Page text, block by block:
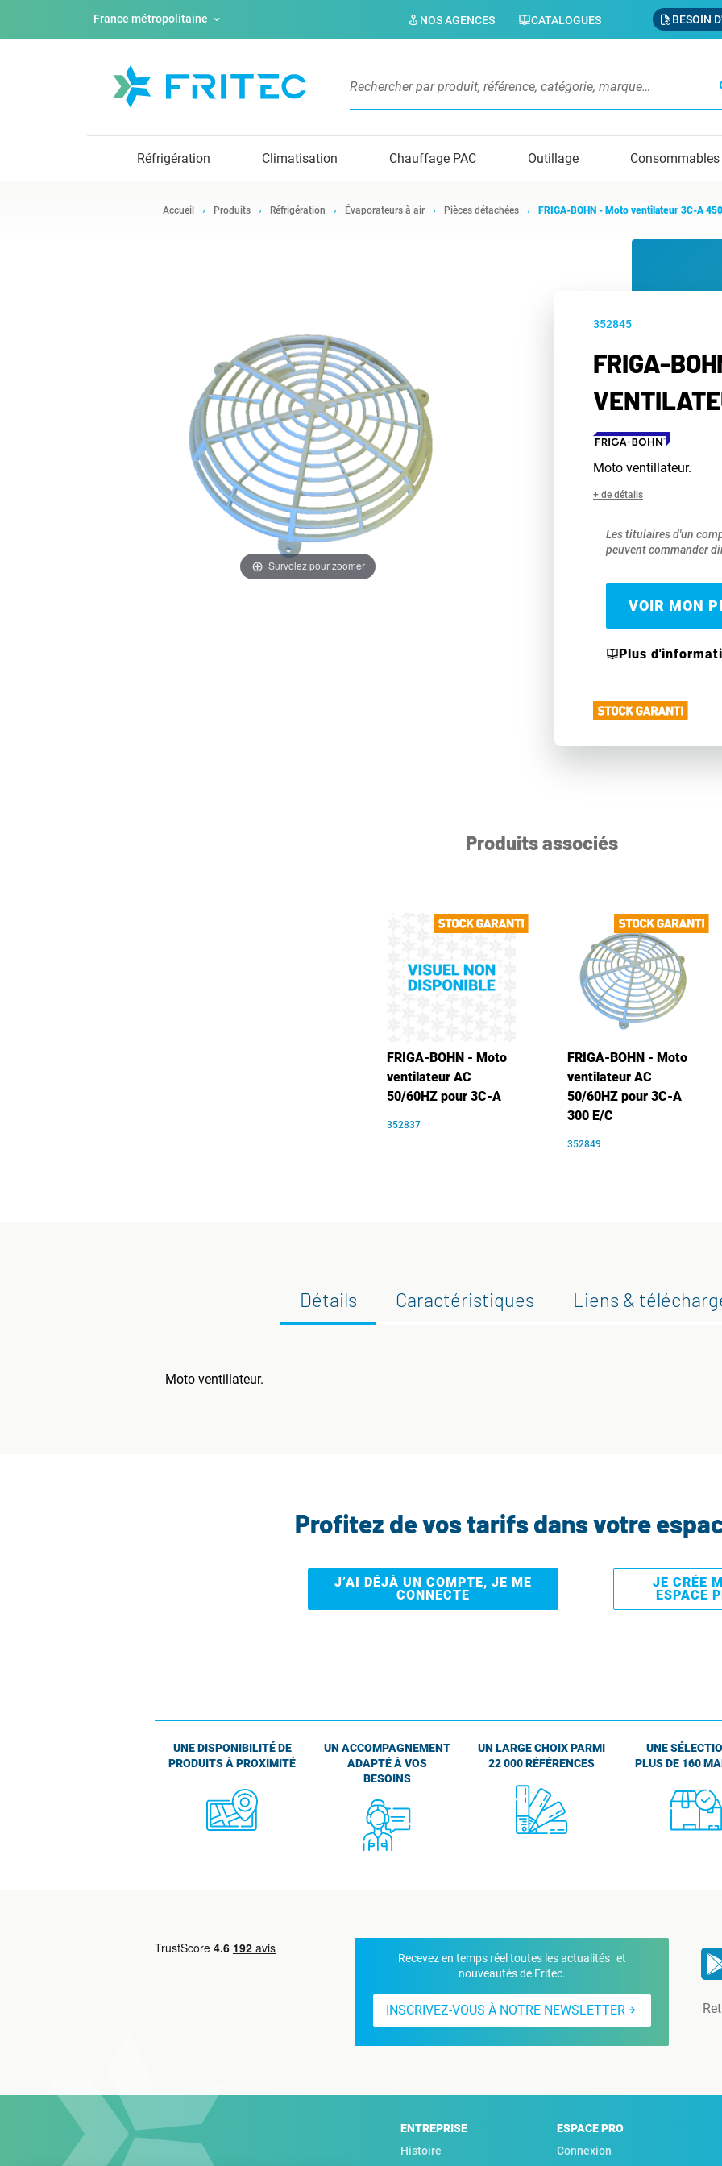
France métropolitaine NOS AGENCES CATALOGUES BESOIN
Réfrigération Climatisation Chauffage PAC Outillage Consommables
Accueil Produits Réfrigération Évaporateurs à air Pièces détachées FRIGA-BOHN - Moto ventilateur 3C-A 450
Survolez pour zoomer
352845
FRIGA-
Moto ventillateur.
+ de détails
Les titulaires d'un
peuvent commander
VOIR MON
Plus
Produits associés
FRIGA-BOHN - Moto
ventilateur AC
50/60HZ pour 3C-A
352837
FRIGA-BOHN - Moto
ventilateur AC
50/60HZ pour 3C-A
300 E/C
352849
Détails Caractéristiques Liens &
Moto ventillateur.
Profitez de vos tarifs dans votre
J’AI DÉJÀ UN COMPTE, JE ME
CONNECTE
JE CRÉE
ESPACE
UNE DISPONIBILITÉ DE
PRODUITS À PROXIMITÉ
UN ACCOMPAGNEMENT
ADAPTÉ À VOS
BESOINS
UN LARGE CHOIX PARMI
22 000 RÉFÉRENCES
UNE
PLUS DE 160
Recevez en temps réel toutes les actualités et
nouveautés de Fritec.
INSCRIVEZ-VOUS À NOTRE NEWSLETTER
ENTREPRISE
Histoire
ESPACE PRO
Connexion